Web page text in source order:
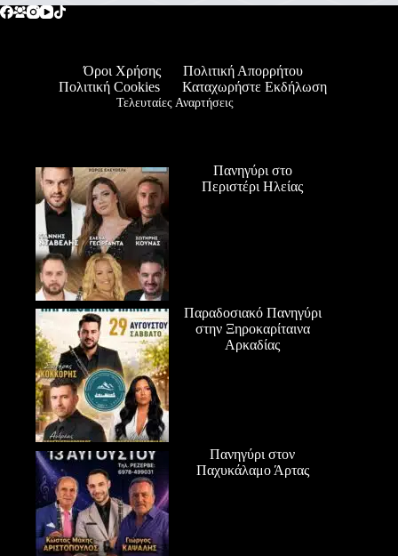
Όροι Χρήσης
Πολιτική Απορρήτου
Πολιτική Cookies
Καταχωρήστε Εκδήλωση
Τελευταίες Αναρτήσεις
Πανηγύρι στο
Περιστέρι Ηλείας
Παραδοσιακό Πανηγύρι
στην Ξηροκαρίταινα
Αρκαδίας
Πανηγύρι στον
Παχυκάλαμο Άρτας